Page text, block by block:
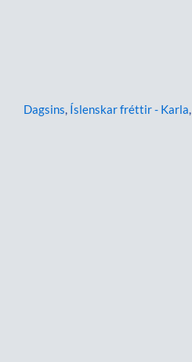
Dagsins, Íslenskar fréttir - Karla,